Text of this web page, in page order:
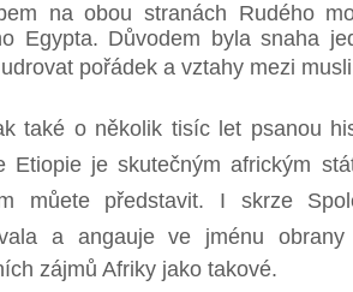
na obou stranách Rudého
Egypta. Důvodem byla snaha
pořádek a vztahy mezi
také o několik tisíc let psanou
Etiopie je skutečným africkým
můete představit. I skrze
a angauje ve jménu
zájmů Afriky jako takové.